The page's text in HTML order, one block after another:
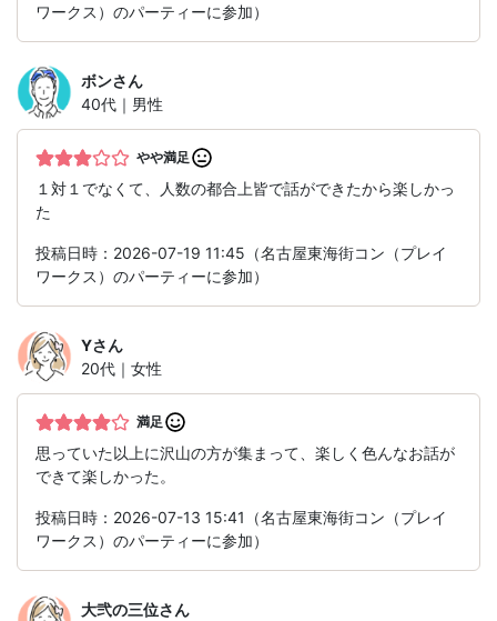
ワークス）のパーティーに参加）
ボンさん
40代｜男性
やや満足
１対１でなくて、人数の都合上皆で話ができたから楽しかっ
た
投稿日時：2026-07-19 11:45（名古屋東海街コン（プレイ
ワークス）のパーティーに参加）
Yさん
20代｜女性
満足
思っていた以上に沢山の方が集まって、楽しく色んなお話が
できて楽しかった。
投稿日時：2026-07-13 15:41（名古屋東海街コン（プレイ
ワークス）のパーティーに参加）
大弐の三位さん